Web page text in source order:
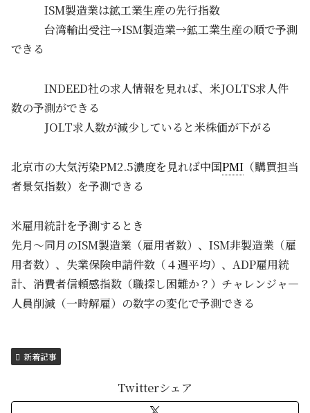
ISM製造業は鉱工業生産の先行指数
台湾輸出受注→ISM製造業→鉱工業生産の順で予測
できる
INDEED社の求人情報を見れば、米JOLTS求人件
数の予測ができる
JOLT求人数が減少していると米株価が下がる
北京市の大気汚染PM2.5濃度を見れば中国PMI （購買担当
者景気指数）を予測できる
米雇用統計を予測するとき
先月～同月のISM製造業（雇用者数）、ISM非製造業（雇
用者数）、失業保険申請件数（４週平均）、ADP雇用統
計、消費者信頼感指数（職探し困難か？）チャレンジャ―
人員削減（一時解雇）の数字の変化で予測できる
新着記事
Twitterシェア